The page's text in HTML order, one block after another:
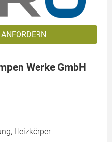
Werke GmbH
Heizkörper